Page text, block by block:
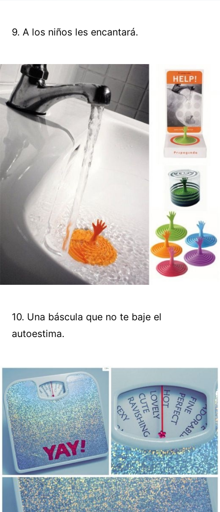
9. A los niños les encantará.
10. Una báscula que no te baje el
autoestima.